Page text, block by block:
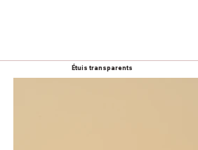
Étuis transparents